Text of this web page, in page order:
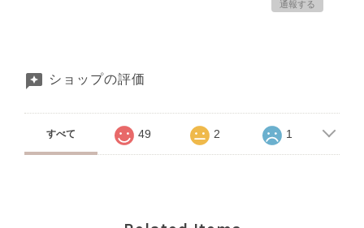
通報する
ショップの評価
すべて 49 2 1